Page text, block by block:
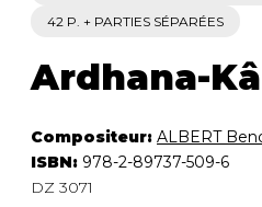
42 P. + PARTIES SÉPARÉES
Ardhana-
Compositeur: ALBERT
ISBN: 978-2-89737-509-6
DZ 3071